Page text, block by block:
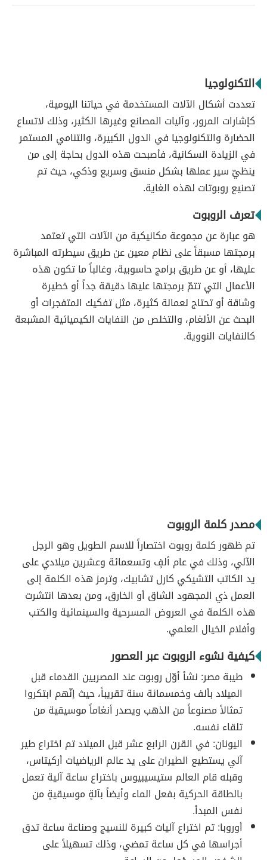
التكنولوجيا
تعددت أشكال الآلات المستخدمة في حياتنا اليومية،
كإشارات المرور، وآليات المصانع وغيرها الكثير، وذلك لاتساع
الحضارة والتكنولوجيا في الدول الكبيرة، والتنامي المستمر
في الزيادة السكانية، فأصبحت هذه الدول بحاجة إلى من
ينظيّ سير عملها بشكل منسق وسريع وذكي، حيث تم
تصنيع روبوتات لهذه الغاية.
تعرف الروبوت
هو عبارة عن مجموعة مكانيكية من الآلات التي تعتمد
برمجتها مسبقاً على نظام معين عن طريق سيطرته المباشرة
عليها، أو عن طريق برامج حاسوبية، وغالباً ما تكون هذه
الأعمال التي تتمّ برمجتها عليها دقيقة جداً أو خطيرة
وشاقة أو تحتاج لعمالة كثيرة، مثل تفكيك المتفجرات أو
البحث عن الألغام، والتخلص من النفايات الكيميائية المشبعة
كالنفايات النووية.
مصدر كلمة الروبوت
تم ظهور كلمة روبوت اختصاراً للاسم الطويل وهو الرجل
الآلي، وذلك في عام ألفٍ وتسعمائة وعشرين ميلادي على
يد الكاتب التشيكي كارل تشابيك، وترمز هذه الكلمة إلى
العمل ذي المجهود الشاق أو الخارق، ومن بعدها انتشرت
هذه الكلمة في العروض المسرحية والسينمائية والكتب
وأفلام الخيال العلمي.
كيفية نشوء الروبوت عبر العصور
طيبة مصر: نشأ أوّل روبوت عند المصريين القدماء قبل
الميلاد بألف وخمسمائة سنة تقريباً، حيث إنّهم ابتكروا
تمثالاً مصنوعاً من الذهب ويصدر أنغاماً موسيقية من
تلقاء نفسه.
اليونان: في القرن الرابع عشر قبل الميلاد تم اختراع طير
آلي يستطيع الطيران على يد عالم الرياضيات أركيتاس،
وقبله قام العالم ستيسيبيوس باختراع ساعة آلية تعمل
بالطاقة الحركية بفعل الماء وأيضاً بآلةٍ موسيقيةٍ من
نفس المبدأ.
أوروبا: تم اختراع آليات كبيرة للنسيج وصناعة ساعة تدق
أجراسها في كل ساعة تمضي، وذلك تسهيلاً على